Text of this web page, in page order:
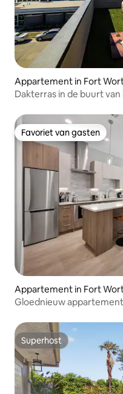
Appartement in Fort
Dakterras in de buurt
Favoriet van gasten
Favoriet van gasten
Appartement in Fort
Gloednieuw
Superhost
Superhost